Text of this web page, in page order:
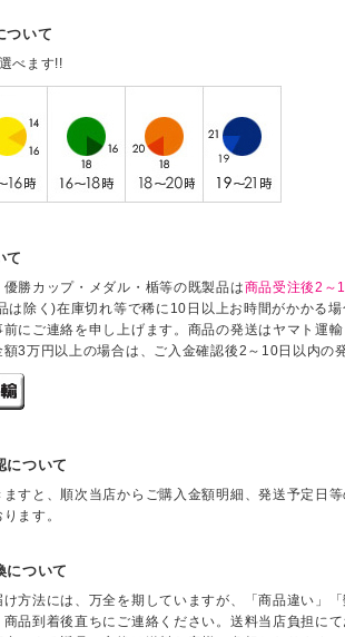
ついて
べます!!
て
勝カップ・メダル・楯等の既製品は商品受注後2～
は除く)在庫切れ等で稀に10日以上お時間がかかる
にご連絡を申し上げます。商品の発送はヤマト運
3万円以上の場合は、ご入金確認後2～10日以内の
について
ますと、順次当店からご購入金額明細、発送予定日
ます。
について
方法には、万全を期していますが、「商品違い」
品到着後直ちにご連絡ください。送料当店負担に